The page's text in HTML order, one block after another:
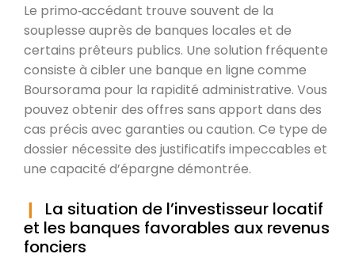
Le primo‑accédant trouve souvent de la
souplesse auprès de banques locales et de
certains prêteurs publics. Une solution fréquente
consiste à cibler une banque en ligne comme
Boursorama pour la rapidité administrative. Vous
pouvez obtenir des offres sans apport dans des
cas précis avec garanties ou caution. Ce type de
dossier nécessite des justificatifs impeccables et
une capacité d’épargne démontrée.
La situation de l’investisseur locatif
et les banques favorables aux revenus
fonciers